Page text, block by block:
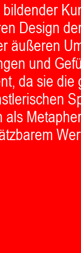
Design
äußeren
und
da sie